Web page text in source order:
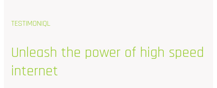
TESTIMONIQL
Unleash the power of high speed
internet